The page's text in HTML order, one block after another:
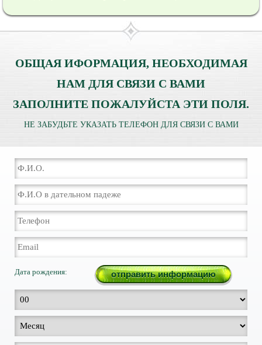
ОБЩАЯ ИФОРМАЦИЯ, НЕОБХОДИМАЯ
НАМ ДЛЯ СВЯЗИ С ВАМИ
ЗАПОЛНИТЕ ПОЖАЛУЙСТА ЭТИ ПОЛЯ.
НЕ ЗАБУДЬТЕ УКАЗАТЬ ТЕЛЕФОН ДЛЯ СВЯЗИ С ВАМИ
Дата рождения: